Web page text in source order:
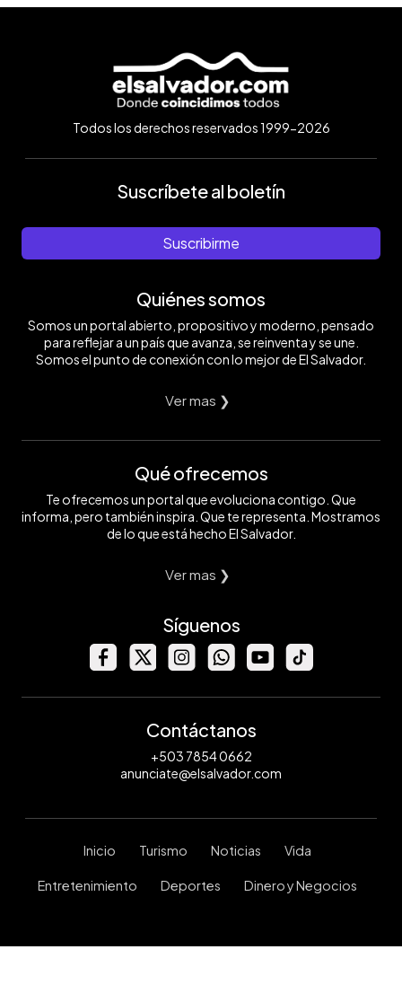
Todos los derechos reservados 1999-2026
Suscríbete al boletín
Suscribirme
Quiénes somos
Somos un portal abierto, propositivo y moderno, pensado
para reflejar a un país que avanza, se reinventa y se une.
Somos el punto de conexión con lo mejor de El Salvador.
Ver mas ❯
Qué ofrecemos
Te ofrecemos un portal que evoluciona contigo. Que
informa, pero también inspira. Que te representa. Mostramos
de lo que está hecho El Salvador.
Ver mas ❯
Síguenos
Contáctanos
+503 7854 0662
anunciate@elsalvador.com
Inicio Turismo Noticias Vida
Entretenimiento Deportes Dinero y Negocios